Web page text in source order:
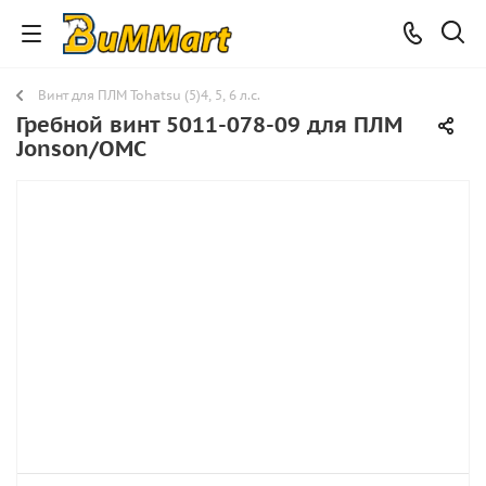
Винт для ПЛМ Tohatsu (5)4, 5, 6 л.с.
Гребной винт 5011-078-09 для ПЛМ
Jonson/OMC